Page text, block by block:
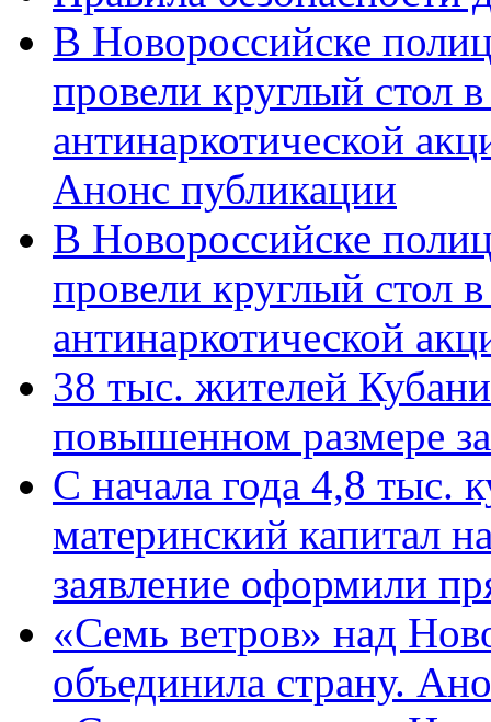
В Новороссийске
провели круглый стол
антинаркотической
Анонс публикации
В Новороссийске
провели круглый стол
антинаркотической
38 тыс. жителей
повышенном размере
С начала года 4,8 тыс.
материнский капитал
заявление оформили
«Семь ветров» над
объединила страну.